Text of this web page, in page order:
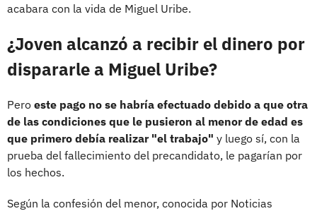
acabara con la vida de Miguel Uribe.
¿Joven alcanzó a recibir el dinero por
dispararle a Miguel Uribe?
Pero este pago no se habría efectuado debido a que otra
de las condiciones que le pusieron al menor de edad es
que primero debía realizar "el trabajo" y luego sí, con la
prueba del fallecimiento del precandidato, le pagarían por
los hechos.
Según la confesión del menor, conocida por Noticias